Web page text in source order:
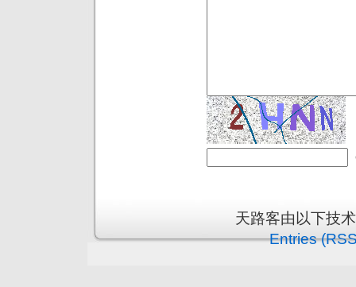
天路客由以下技
Entries